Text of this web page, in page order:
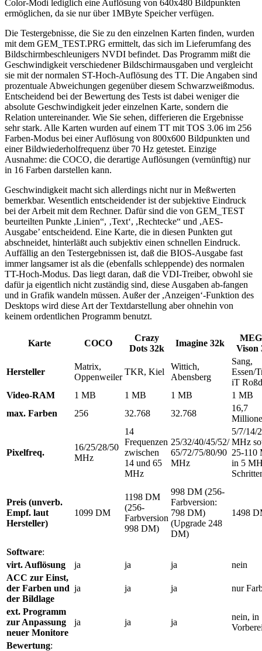
Color-Modi lediglich eine Auflösung von 640x480 Bildpunkten
ermöglichen, da sie nur über 1MByte Speicher verfügen.
Die Testergebnisse, die Sie zu den einzelnen Karten finden, wurden
mit dem GEM_TEST.PRG ermittelt, das sich im Lieferumfang des
Bildschirmbeschleunigers NVDI befindet. Das Programm mißt die
Geschwindigkeit verschiedener Bildschirmausgaben und vergleicht
sie mit der normalen ST-Hoch-Auflösung des TT. Die Angaben sind
prozentuale Abweichungen gegenüber diesem Schwarzweißmodus.
Entscheidend bei der Bewertung des Tests ist dabei weniger die
absolute Geschwindigkeit jeder einzelnen Karte, sondern die
Relation untereinander. Wie Sie sehen, differieren die Ergebnisse
sehr stark. Alle Karten wurden auf einem TT mit TOS 3.06 im 256
Farben-Modus bei einer Auflösung von 800x600 Bildpunkten und
einer Bildwiederholfrequenz über 70 Hz getestet. Einzige
Ausnahme: die COCO, die derartige Auflösungen (vernünftig) nur
in 16 Farben darstellen kann.
Geschwindigkeit macht sich allerdings nicht nur in Meßwerten
bemerkbar. Wesentlich entscheidender ist der subjektive Eindruck
bei der Arbeit mit dem Rechner. Dafür sind die von GEM_TEST
beurteilten Punkte ,Linien“, ‚Text‘, ,Rechtecke“ und ,AES-
Ausgabe’ entscheidend. Eine Karte, die in diesen Punkten gut
abschneidet, hinterläßt auch subjektiv einen schnellen Eindruck.
Auffällig an den Testergebnissen ist, daß die BIOS-Ausgabe fast
immer langsamer ist als die (ebenfalls schleppende) des normalen
TT-Hoch-Modus. Das liegt daran, daß die VDI-Treiber, obwohl sie
dafür ja eigentlich nicht zuständig sind, diese Ausgaben ab-fangen
und in Grafik wandeln müssen. Außer der ,Anzeigen‘-Funktion des
Desktops wird diese Art der Textdarstellung aber ohnehin von
keinem ordentlichen Programm benutzt.
Karte COCO
Crazy
Dots 32k
Imagine 32k
Vison
Hersteller
Matrix,
Oppenweiler
TKR, Kiel
Wittich,
Abensberg
Sang,
Essen/
iT
Video-RAM
1 MB 1 MB 1 MB
1 MB
max. Farben
256 32.768 32.768
16,7
Pixelfreq.
16/25/28/50
MHz
14
Frequenzen
zwischen
14 und 65
MHz
25/32/40/45/52/
65/72/75/80/90
MHz
5/7/14/
MHz
25-110
in 5
Preis (unverb.
Empf. laut
Hersteller)
1099 DM
1198 DM
(256-
Farbversion
998 DM)
998 DM (256-
Farbversion:
798 DM)
(Upgrade 248
DM)
1498
Software:
virt. Auflösung
ja ja ja
nein
ACC zur Einst,
der Farben und
der Bildlage
ja ja ja nur
ext. Programm
zur Anpassung
neuer Monitore
ja ja ja
nein, in
Bewertung: